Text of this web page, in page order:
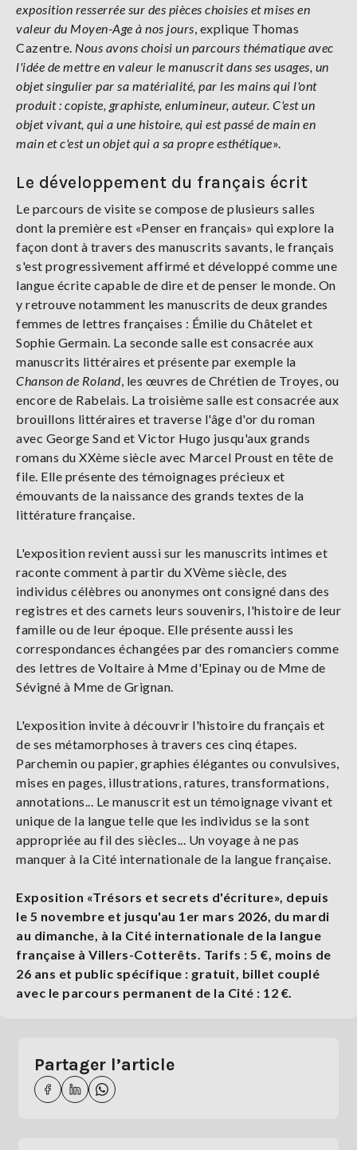
exposition resserrée sur des pièces choisies et mises en
valeur du Moyen-Age à nos jours , explique Thomas
Cazentre. Nous avons choisi un parcours thématique avec
l'idée de mettre en valeur le manuscrit dans ses usages, un
objet singulier par sa matérialité, par les mains qui l'ont
produit : copiste, graphiste, enlumineur, auteur. C'est un
objet vivant, qui a une histoire, qui est passé de main en
main et c'est un objet qui a sa propre esthétique».
Le développement du français écrit
Le parcours de visite se compose de plusieurs salles
dont la première est «Penser en français» qui explore la
façon dont à travers des manuscrits savants, le français
s'est progressivement affirmé et développé comme une
langue écrite capable de dire et de penser le monde. On
y retrouve notamment les manuscrits de deux grandes
femmes de lettres françaises : Émilie du Châtelet et
Sophie Germain. La seconde salle est consacrée aux
manuscrits littéraires et présente par exemple la
Chanson de Roland, les œuvres de Chrétien de Troyes, ou
encore de Rabelais. La troisième salle est consacrée aux
brouillons littéraires et traverse l'âge d'or du roman
avec George Sand et Victor Hugo jusqu'aux grands
romans du XXème siècle avec Marcel Proust en tête de
file. Elle présente des témoignages précieux et
émouvants de la naissance des grands textes de la
littérature française.
L'exposition revient aussi sur les manuscrits intimes et
raconte comment à partir du XVème siècle, des
individus célèbres ou anonymes ont consigné dans des
registres et des carnets leurs souvenirs, l'histoire de leur
famille ou de leur époque. Elle présente aussi les
correspondances échangées par des romanciers comme
des lettres de Voltaire à Mme d'Epinay ou de Mme de
Sévigné à Mme de Grignan.
L'exposition invite à découvrir l'histoire du français et
de ses métamorphoses à travers ces cinq étapes.
Parchemin ou papier, graphies élégantes ou convulsives,
mises en pages, illustrations, ratures, transformations,
annotations... Le manuscrit est un témoignage vivant et
unique de la langue telle que les individus se la sont
appropriée au fil des siècles... Un voyage à ne pas
manquer à la Cité internationale de la langue française.
Exposition «Trésors et secrets d'écriture», depuis
le 5 novembre et jusqu'au 1er mars 2026, du mardi
au dimanche, à la Cité internationale de la langue
française à Villers-Cotterêts. Tarifs : 5 €, moins de
26 ans et public spécifique : gratuit, billet couplé
avec le parcours permanent de la Cité : 12 €.
Partager l’article